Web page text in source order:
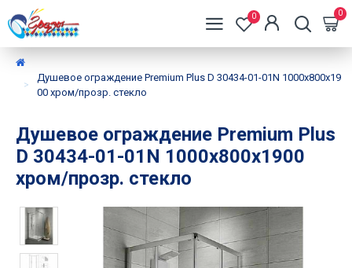
0 0
Душевое ограждение Premium Plus D 30434-01-01N 1000х800х19
00 хром/прозр. стекло
Душевое ограждение Premium Plus
D 30434-01-01N 1000х800х1900
хром/прозр. стекло